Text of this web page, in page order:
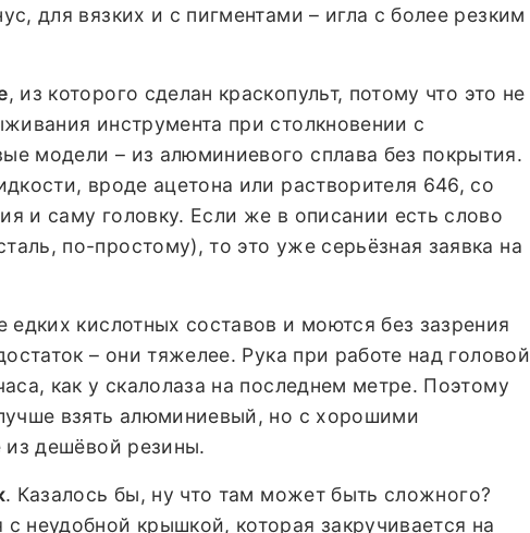
для вязких и с пигментами – игла с более резким
, из которого сделан краскопульт, потому что это не
инструмента при столкновении с
модели – из алюминиевого сплава без покрытия.
вроде ацетона или растворителя 646, со
и саму головку. Если же в описании есть слово
по-простому), то это уже серьёзная заявка на
едких кислотных составов и моются без зазрения
– они тяжелее. Рука при работе над головой
как у скалолаза на последнем метре. Поэтому
взять алюминиевый, но с хорошими
из дешёвой резины.
. Казалось бы, ну что там может быть сложного?
неудобной крышкой, которая закручивается на